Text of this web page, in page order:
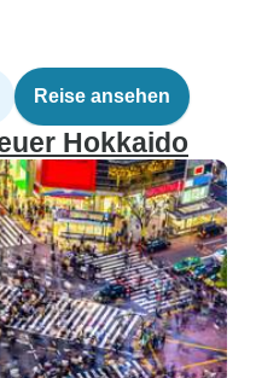
Reise ansehen
Hokkaido